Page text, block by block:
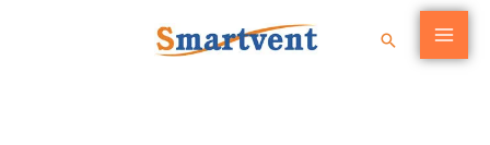
Search